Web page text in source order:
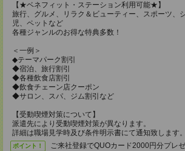
【★ベネフィット・ステーション利用可能★】
旅行、グルメ、リラク＆ビューティー、スポーツ、
児、ペットなど
各種ジャンルのお得な特典多数！
＜一例＞
◆テーマパーク割引
◆宿泊、旅行割引
◆各種飲食店割引
◆飲食チェーン店クーポン
◆サロン、スパ、ジム割引など
【受動喫煙対策について】
派遣先により受動喫煙対策が異なります。
詳細は職場見学時及び条件明示書にて通知致します。
ポイント！
ご来社登録でQUOカード2000円分プレ